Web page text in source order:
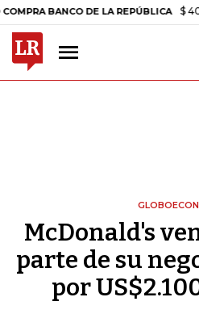
BANCO DE LA REPÚBLICA $
McDonald's
parte de su
por